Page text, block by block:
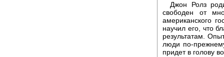
Джон Ролз
свободен от
американского
научил его, что
результатам.
люди по-
придет в голову